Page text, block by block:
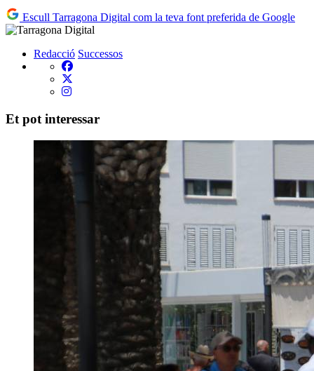
Escull Tarragona Digital com la teva font preferida de Google
Redacció Successos
Et pot interessar